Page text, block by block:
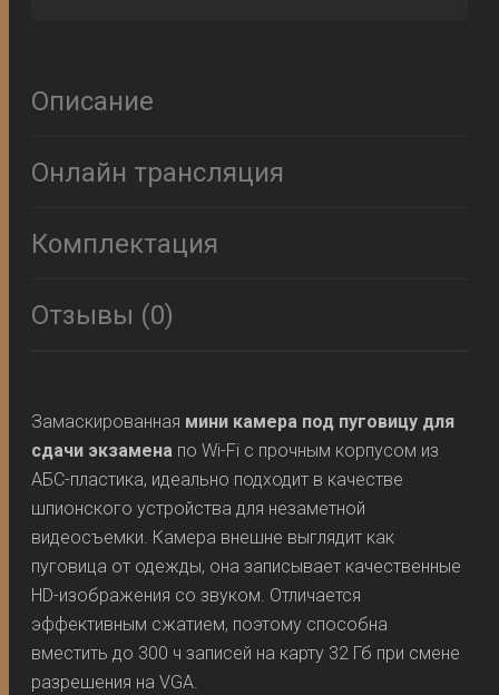
Описание
Онлайн трансляция
Комплектация
Отзывы (0)
Замаскированная мини камера под пуговицу для
сдачи экзамена по Wi-Fi с прочным корпусом из
АБС-пластика, идеально подходит в качестве
шпионского устройства для незаметной
видеосъемки. Камера внешне выглядит как
пуговица от одежды, она записывает качественные
HD-изображения со звуком. Отличается
эффективным сжатием, поэтому способна
вместить до 300 ч записей на карту 32 Гб при смене
разрешения на VGA.